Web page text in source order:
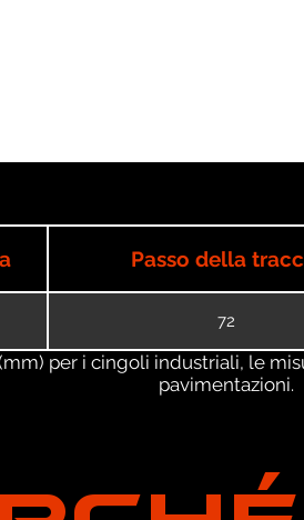
Passo della
72
per i cingoli industriali, le
pavimentazioni.